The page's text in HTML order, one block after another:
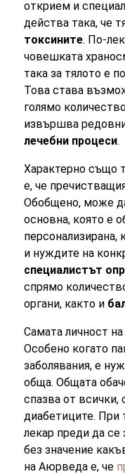
открием и
действа така, че
токсините. По-
човешката
така за тялото е
Това става
голямо
извършва
лечебни процеси.
Характерно също
е, че
Обобщено, може
основна, която е
персонализирана,
и нуждите на
специалистът
спрямо
органи, както и
Самата личност
Особено когато
заболявания, е
обща. Общата
спазва от
диабетиците. При
лекар преди да се
без значение
на Аюрведа е, че